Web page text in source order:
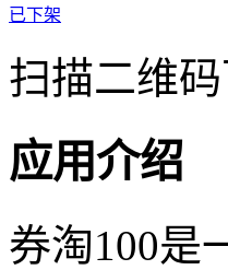
已下架
扫描二维
应用介绍
券淘100是